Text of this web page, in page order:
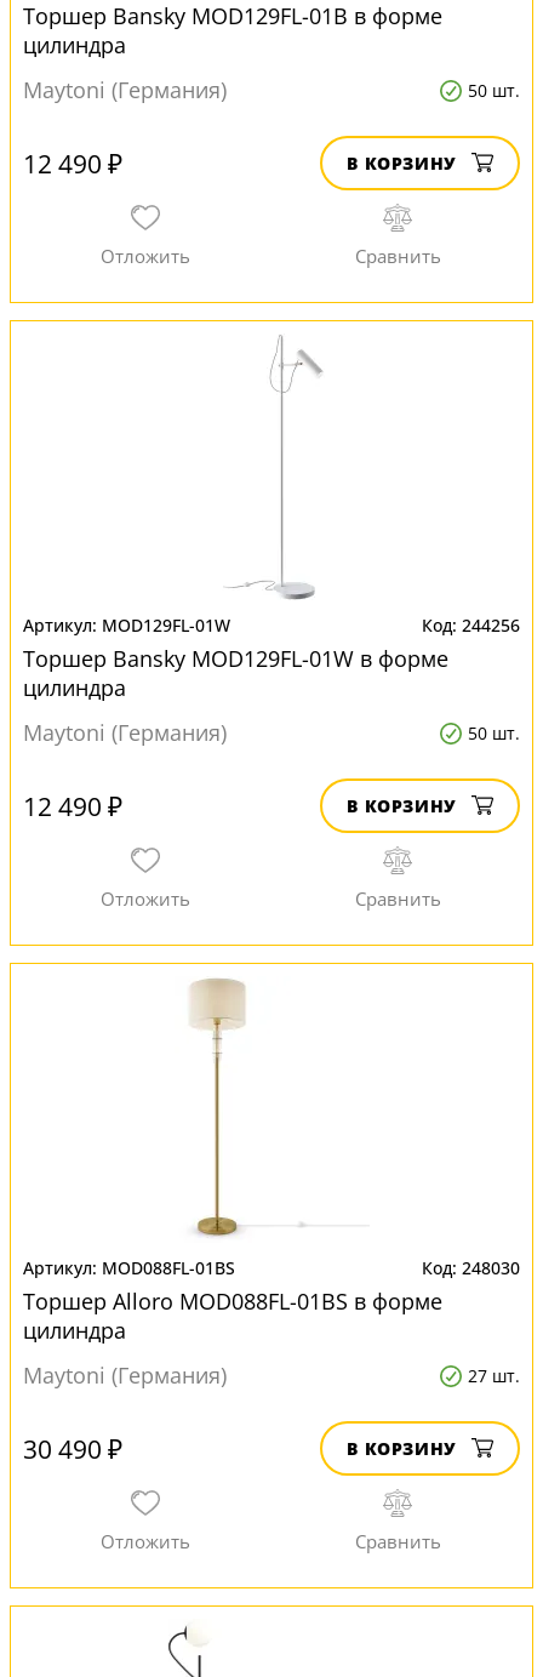
Торшер Bansky MOD129FL-01B в форме
цилиндра
Maytoni (Германия)
50 шт.
12 490 ₽ В КОРЗИНУ
MOD129FL-01W 244256
Торшер Bansky MOD129FL-01W в форме
цилиндра
Maytoni (Германия)
50 шт.
12 490 ₽ В КОРЗИНУ
MOD088FL-01BS 248030
Торшер Alloro MOD088FL-01BS в форме
цилиндра
Maytoni (Германия)
27 шт.
30 490 ₽ В КОРЗИНУ